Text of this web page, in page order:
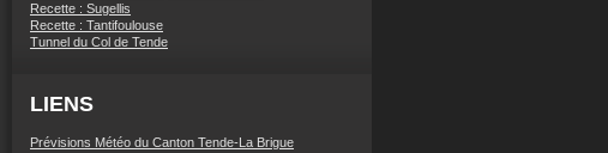
Recette : Sugellis
Recette : Tantifoulouse
Tunnel du Col de Tende
LIENS
Prévisions Météo du Canton Tende-La Brigue